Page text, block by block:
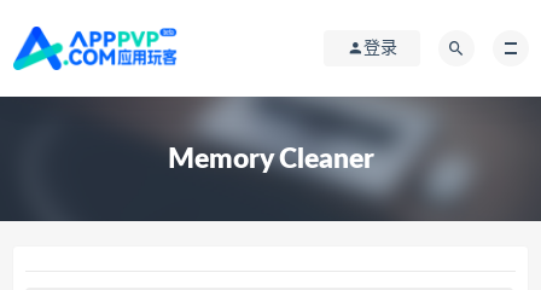
登录
Memory Cleaner